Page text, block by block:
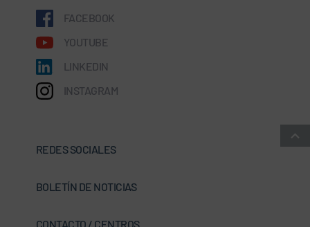
FACEBOOK
YOUTUBE
LINKEDIN
INSTAGRAM
REDES SOCIALES
BOLETÍN DE NOTICIAS
CONTACTO / CENTROS